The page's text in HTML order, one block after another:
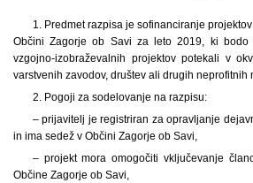
1. Predmet razpisa je sofinanciranje
Občini Zagorje ob Savi za leto 2019, ki
vzgojno-izobraževalnih projektov potekali v
varstvenih zavodov, društev ali drugih
2. Pogoji za sodelovanje na razpisu:
– prijavitelj je registriran za opravljanje
in ima sedež v Občini Zagorje ob Savi,
– projekt mora omogočiti vključevanje
Občine Zagorje ob Savi,